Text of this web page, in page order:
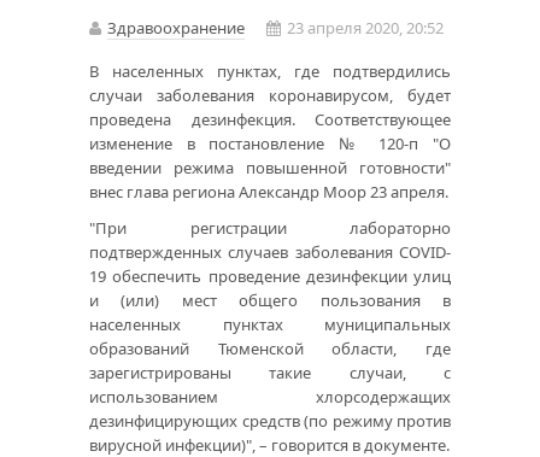
Здравоохранение
23 апреля 2020, 20:52
В населенных пунктах, где подтвердились
случаи заболевания коронавирусом, будет
проведена дезинфекция. Соответствующее
изменение в постановление № 120-п "О
введении режима повышенной готовности"
внес глава региона Александр Моор 23 апреля.
"При регистрации лабораторно
подтвержденных случаев заболевания COVID-
19 обеспечить проведение дезинфекции улиц
и (или) мест общего пользования в
населенных пунктах муниципальных
образований Тюменской области, где
зарегистрированы такие случаи, с
использованием хлорсодержащих
дезинфицирующих средств (по режиму против
вирусной инфекции)", – говорится в документе.